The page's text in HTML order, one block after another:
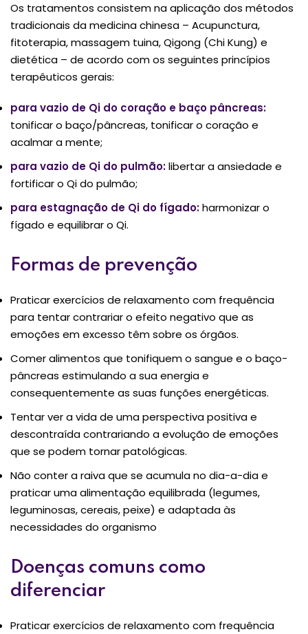
Os tratamentos consistem na aplicação dos métodos
tradicionais da medicina chinesa – Acupunctura,
fitoterapia, massagem tuina, Qigong (Chi Kung) e
dietética – de acordo com os seguintes princípios
terapêuticos gerais:
para vazio de Qi do coração e baço pâncreas:
tonificar o baço/pâncreas, tonificar o coração e
acalmar a mente;
para vazio de Qi do pulmão:libertar a ansiedade e
fortificar o Qi do pulmão;
para estagnação de Qi do fígado:harmonizar o
fígado e equilibrar o Qi.
Formas de prevenção
Praticar exercícios de relaxamento com frequência
para tentar contrariar o efeito negativo que as
emoções em excesso têm sobre os órgãos.
Comer alimentos que tonifiquem o sangue e o baço-
pâncreas estimulando a sua energia e
consequentemente as suas funções energéticas.
Tentar ver a vida de uma perspectiva positiva e
descontraída contrariando a evolução de emoções
que se podem tornar patológicas.
Não conter a raiva que se acumula no dia-a-dia e
praticar uma alimentação equilibrada (legumes,
leguminosas, cereais, peixe) e adaptada às
necessidades do organismo
Doenças comuns como
diferenciar
Praticar exercícios de relaxamento com frequência